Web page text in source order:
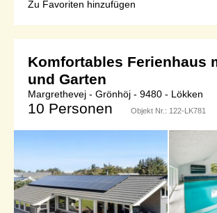
Zu Favoriten hinzufügen
Komfortables Ferienhaus
und Garten
Margrethevej - Grönhöj - 9480 - Lökken
10 Personen Objekt Nr.: 122-LK781